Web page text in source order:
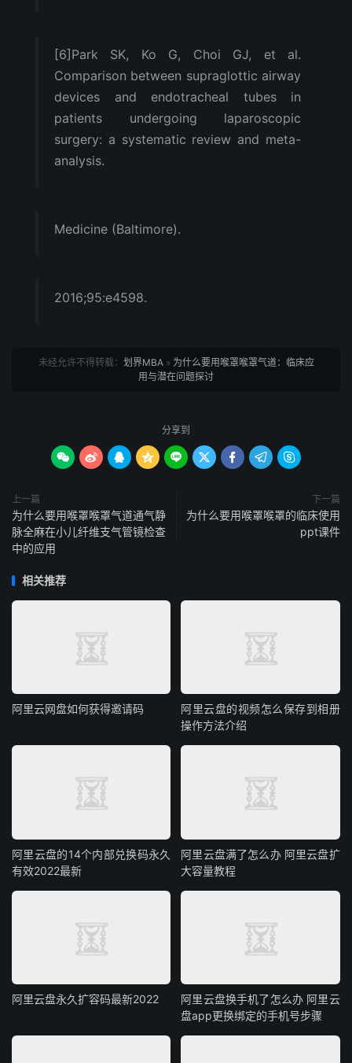
[6]Park SK, Ko G, Choi GJ, et al.
Comparison between supraglottic airway
devices and endotracheal tubes in
patients undergoing laparoscopic
surgery: a systematic review and meta-
analysis.
Medicine (Baltimore).
2016;95:e4598.
未经允许不得转载： 划界MBA» 为什么要用喉罩喉罩气道：临床应
用与潜在问题探讨
分享到
        
上一篇
为什么要用喉罩喉罩气道通气静
脉全麻在小儿纤维支气管镜检查
中的应用
下一篇
为什么要用喉罩喉罩的临床使用
ppt课件
相关推荐
阿里云网盘如何获得邀请码
阿里云盘的视频怎么保存到相册
操作方法介绍
阿里云盘的14个内部兑换码永久
有效2022最新
阿里云盘满了怎么办 阿里云盘扩
大容量教程
阿里云盘永久扩容码最新2022
阿里云盘换手机了怎么办 阿里云
盘app更换绑定的手机号步骤